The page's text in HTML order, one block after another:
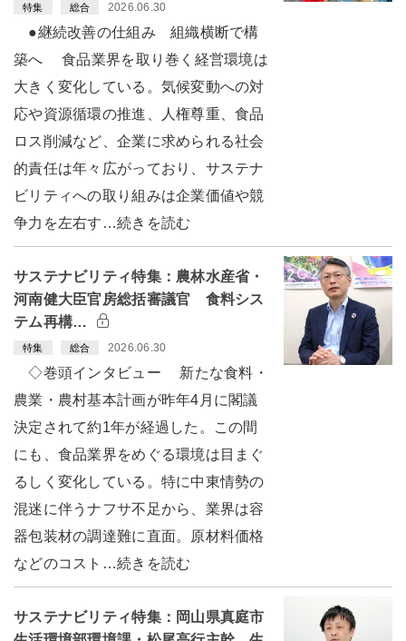
特集 総合 2026.06.30
●継続改善の仕組み 組織横断で構
築へ 食品業界を取り巻く経営環境は
大きく変化している。気候変動への対
応や資源循環の推進、人権尊重、食品
ロス削減など、企業に求められる社会
的責任は年々広がっており、サステナ
ビリティへの取り組みは企業価値や競
争力を左右す…続きを読む
サステナビリティ特集：農林水産省・
河南健大臣官房総括審議官 食料シス
テム再構…
特集 総合 2026.06.30
◇巻頭インタビュー 新たな食料・
農業・農村基本計画が昨年4月に閣議
決定されて約1年が経過した。この間
にも、食品業界をめぐる環境は目まぐ
るしく変化している。特に中東情勢の
混迷に伴うナフサ不足から、業界は容
器包装材の調達難に直面。原材料価格
などのコスト…続きを読む
サステナビリティ特集：岡山県真庭市